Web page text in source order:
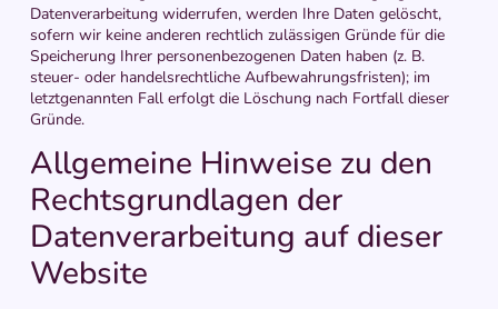
Datenverarbeitung widerrufen, werden Ihre Daten gelöscht,
sofern wir keine anderen rechtlich zulässigen Gründe für die
Speicherung Ihrer personenbezogenen Daten haben (z. B.
steuer- oder handelsrechtliche Aufbewahrungsfristen); im
letztgenannten Fall erfolgt die Löschung nach Fortfall dieser
Gründe.
Allgemeine Hinweise zu den
Rechtsgrundlagen der
Datenverarbeitung auf dieser
Website